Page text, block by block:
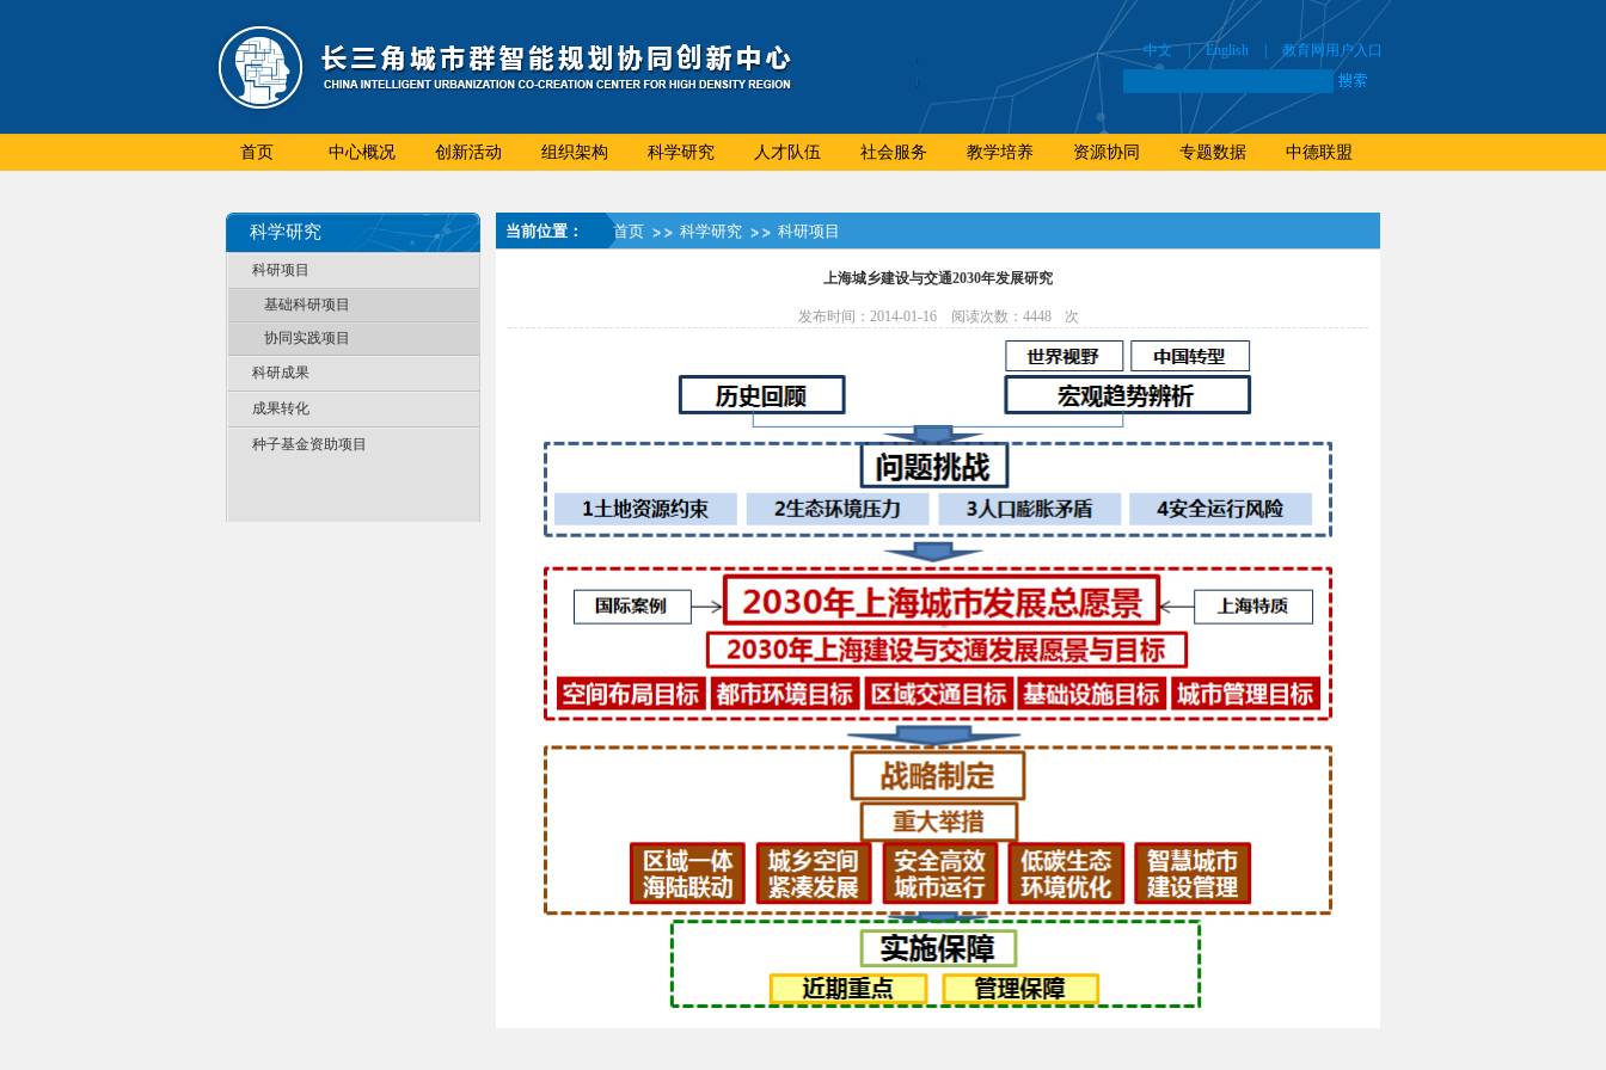
中文 | English 教育网用户入口
首页 中心概况 创新活动 组织架构 科学研究 人才队伍 社会服务 教学培养 资源协同 专题数据 中德联盟
科学研究
科研项目
基础科研项目
协同实践项目
科研成果
成果转化
种子基金资助项目
当前位置： 首页 科学研究 科研项目
上海城乡建设与交通2030年发展研究
发布时间：2014-01-16 阅读次数： 4448 次